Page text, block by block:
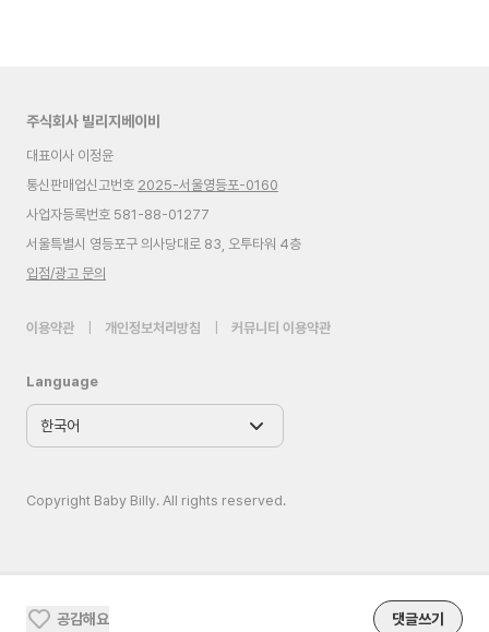
공감해요 댓글쓰기
주식회사 빌리지베이비
대표이사 이정윤
통신판매업신고번호 2025-서울영등포-0160
사업자등록번호 581-88-01277
서울특별시 영등포구 의사당대로 83, 오투타워 4층
입점/광고 문의
이용약관 개인정보처리방침 커뮤니티 이용약관
Language
Copyright Baby Billy. All rights reserved.